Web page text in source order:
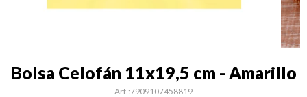
Bolsa Celofán 11x19,5 cm - Amarillo
7909107458819